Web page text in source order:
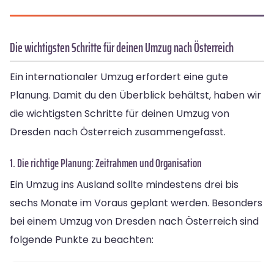
Die wichtigsten Schritte für deinen Umzug nach Österreich
Ein internationaler Umzug erfordert eine gute
Planung. Damit du den Überblick behältst, haben wir
die wichtigsten Schritte für deinen Umzug von
Dresden nach Österreich zusammengefasst.
1. Die richtige Planung: Zeitrahmen und Organisation
Ein Umzug ins Ausland sollte mindestens drei bis
sechs Monate im Voraus geplant werden. Besonders
bei einem Umzug von Dresden nach Österreich sind
folgende Punkte zu beachten: